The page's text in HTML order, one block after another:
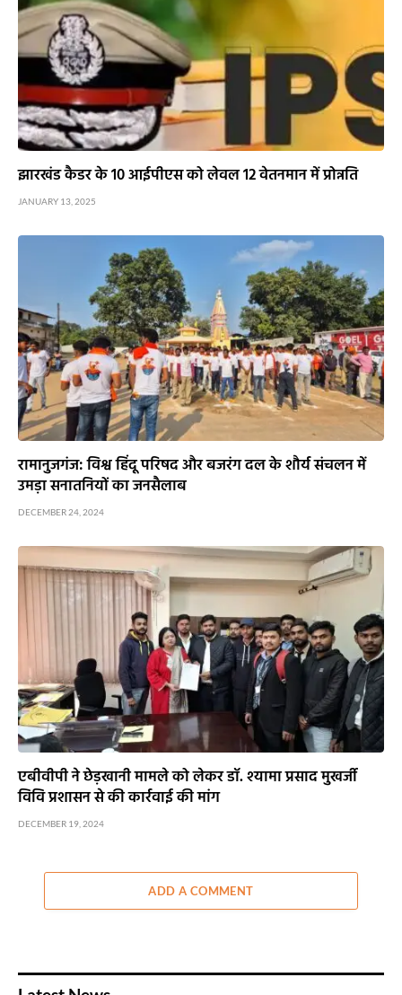
झारखंड कैडर के 10 आईपीएस को लेवल 12 वेतनमान में प्रोन्नति
JANUARY 13, 2025
रामानुजगंज: विश्व हिंदू परिषद और बजरंग दल के शौर्य संचलन में
उमड़ा सनातनियों का जनसैलाब
DECEMBER 24, 2024
एबीवीपी ने छेड़खानी मामले को लेकर डॉ. श्यामा प्रसाद मुखर्जी
विवि प्रशासन से की कार्रवाई की मांग
DECEMBER 19, 2024
ADD A COMMENT